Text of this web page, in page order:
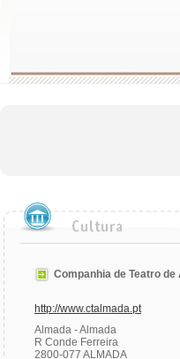
Companhia de Teatro de
http://www.ctalmada.pt
Almada - Almada
R Conde Ferreira
2800-077 ALMADA